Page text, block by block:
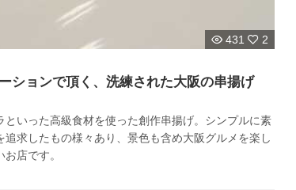
431 2
ションで頂く、洗練された大阪の串揚げ
いった高級食材を使った創作串揚げ。シンプルに素
求したもの様々あり、景色も含め大阪グルメを楽し
店です。